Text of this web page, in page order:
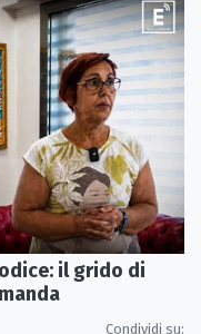
il grido di
Condividi su: